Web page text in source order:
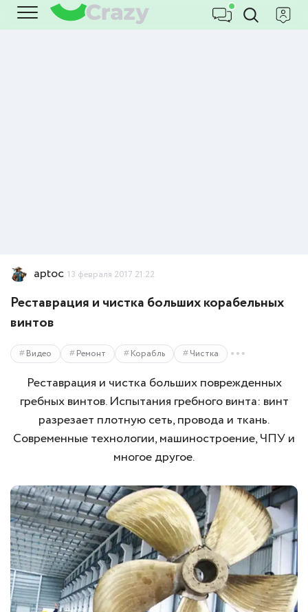
aptoc 13 февраля 2017 21:22
Реставрация и чистка больших корабельных
винтов
Видео Ремонт Корабль Чистка
Реставрация и чистка больших поврежденных
гребных винтов. Испытания гребного винта: винт
разрезает плотную сеть, провода и ткань.
Современные технологии, машиностроение, ЧПУ и
многое другое.